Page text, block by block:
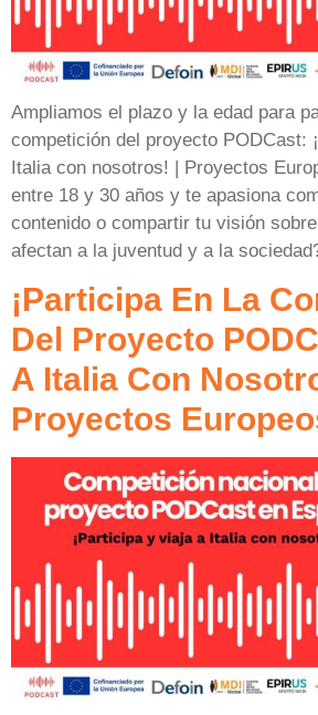
Ampliamos el plazo y la edad para
competición del proyecto PODCast:
Italia con nosotros! | Proyectos
entre 18 y 30 años y te apasiona
contenido o compartir tu visión
afectan a la juventud y a la
¡Participa En La
Del Proyecto
A Italia Con
Proyectos